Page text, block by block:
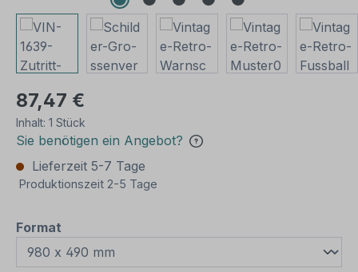
87,47 €
Inhalt: 1 Stück
Sie benötigen ein Angebot?
Lieferzeit 5-7 Tage
Produktionszeit 2-5 Tage
Format